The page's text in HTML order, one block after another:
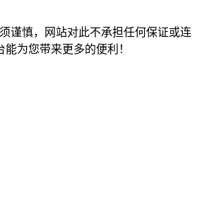
谨慎，网站对此不承担任何保证或连
为您带来更多的便利！